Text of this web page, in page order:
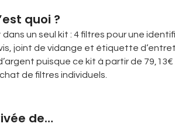
quoi ?
dans un seul kit : 4 filtres pour une
joint de vidange et étiquette
puisque ce kit à partir de 79,13€
de filtres individuels.
de…